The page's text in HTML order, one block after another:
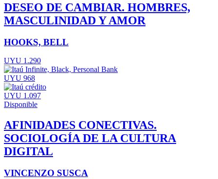
DESEO DE CAMBIAR. HOMBRES,
MASCULINIDAD Y AMOR
HOOKS, BELL
UYU 1.290
UYU 968
UYU 1.097
Disponible
AFINIDADES CONECTIVAS.
SOCIOLOGÍA DE LA CULTURA
DIGITAL
VINCENZO SUSCA